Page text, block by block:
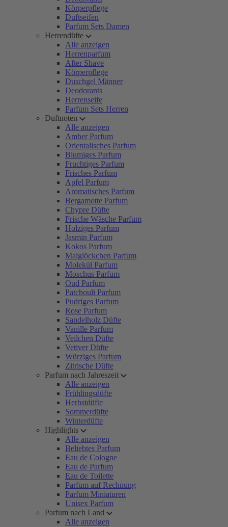
Körperpflege
Duftseifen
Parfum Sets Damen
Herrendüfte
Alle anzeigen
Herrenparfum
After Shave
Körperpflege
Duschgel Männer
Deodorants
Herrenseife
Parfum Sets Herren
Duftnoten
Alle anzeigen
Amber Parfum
Orientalisches Parfum
Blumiges Parfum
Fruchtiges Parfum
Frisches Parfum
Apfel Parfum
Aromatisches Parfum
Bergamotte Parfum
Chypre Düfte
Frische Wäsche Parfum
Holziges Parfum
Jasmin Parfum
Kokos Parfum
Maiglöckchen Parfum
Molekül Parfum
Moschus Parfum
Oud Parfum
Patchouli Parfum
Pudriges Parfum
Rose Parfum
Sandelholz Düfte
Vanille Parfum
Veilchen Düfte
Vetiver Düfte
Würziges Parfum
Zitrische Düfte
Parfum nach Jahreszeit
Alle anzeigen
Frühlingsdüfte
Herbstdüfte
Sommerdüfte
Winterdüfte
Highlights
Alle anzeigen
Beliebtes Parfum
Eau de Cologne
Eau de Parfum
Eau de Toilette
Parfum auf Rechnung
Parfum Miniaturen
Unisex Parfum
Parfum nach Land
Alle anzeigen